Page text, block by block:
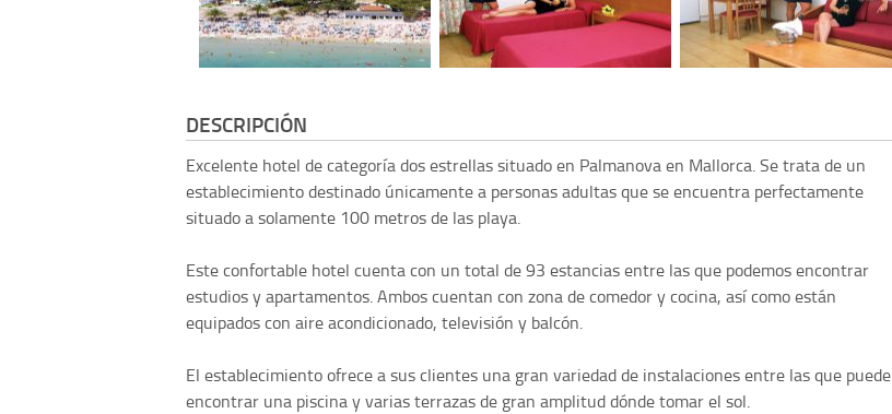
DESCRIPCIÓN
Excelente hotel de categoría dos estrellas situado en Palmanova en Mallorca. Se trata de un
establecimiento destinado únicamente a personas adultas que se encuentra perfectamente
situado a solamente 100 metros de las playa.
Este confortable hotel cuenta con un total de 93 estancias entre las que podemos encontrar
estudios y apartamentos. Ambos cuentan con zona de comedor y cocina, así como están
equipados con aire acondicionado, televisión y balcón.
El establecimiento ofrece a sus clientes una gran variedad de instalaciones entre las que puede
encontrar una piscina y varias terrazas de gran amplitud dónde tomar el sol.